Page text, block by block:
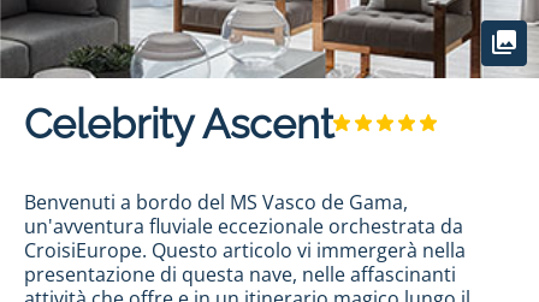
Celebrity Ascent
Benvenuti a bordo del MS Vasco de Gama,
un'avventura fluviale eccezionale orchestrata da
CroisiEurope. Questo articolo vi immergerà nella
presentazione di questa nave, nelle affascinanti